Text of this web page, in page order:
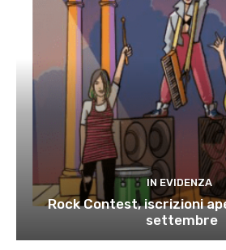
IN EVIDENZA
Rock Contest, iscrizioni
settembre